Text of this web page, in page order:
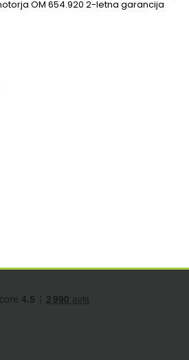
OM 654.920 2-letna garancija